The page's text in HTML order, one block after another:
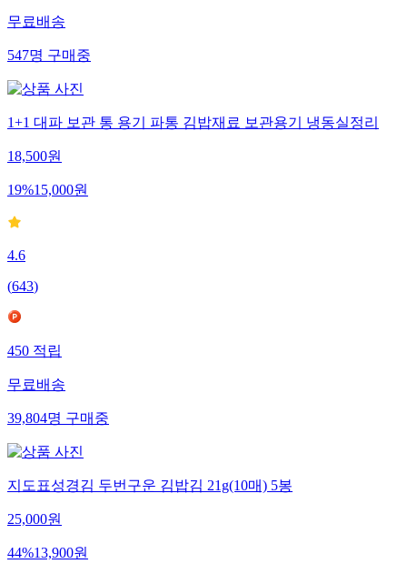
무료배송
547명구매중
1+1 대파 보관 통 용기 파통 김밥재료 보관용기 냉동실정리
18,500원
19%15,000원
4.6
(643)
450적립
무료배송
39,804명구매중
지도표성경김 두번구운 김밥김 21g(10매) 5봉
25,000원
44%13,900원